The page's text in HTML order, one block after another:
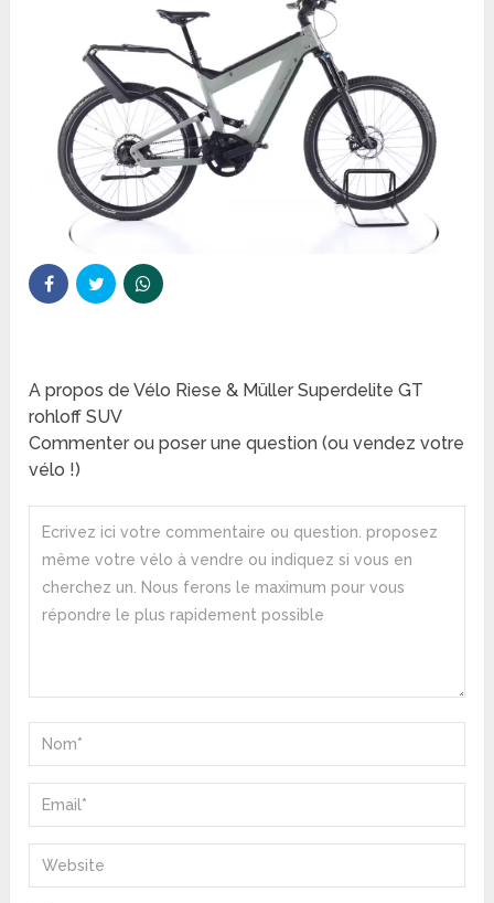
A propos de Vélo Riese & Müller Superdelite GT
rohloff SUV
Commenter ou poser une question (ou vendez votre
vélo !)